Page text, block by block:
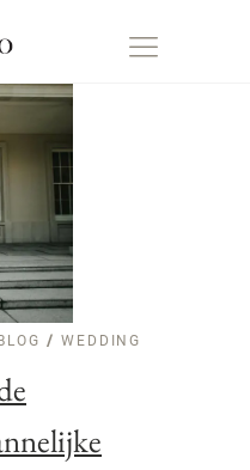
BLOG / WEDDING